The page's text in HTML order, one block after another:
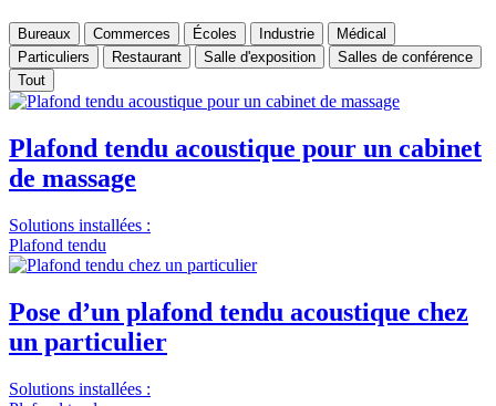
Bureaux Commerces Écoles Industrie
Médical
Particuliers
Restaurant Salle d'exposition
Salles de conférence
Tout
Plafond tendu acoustique pour un cabinet
de massage
Solutions installées :
Plafond tendu
Pose d’un plafond tendu acoustique chez
un particulier
Solutions installées :